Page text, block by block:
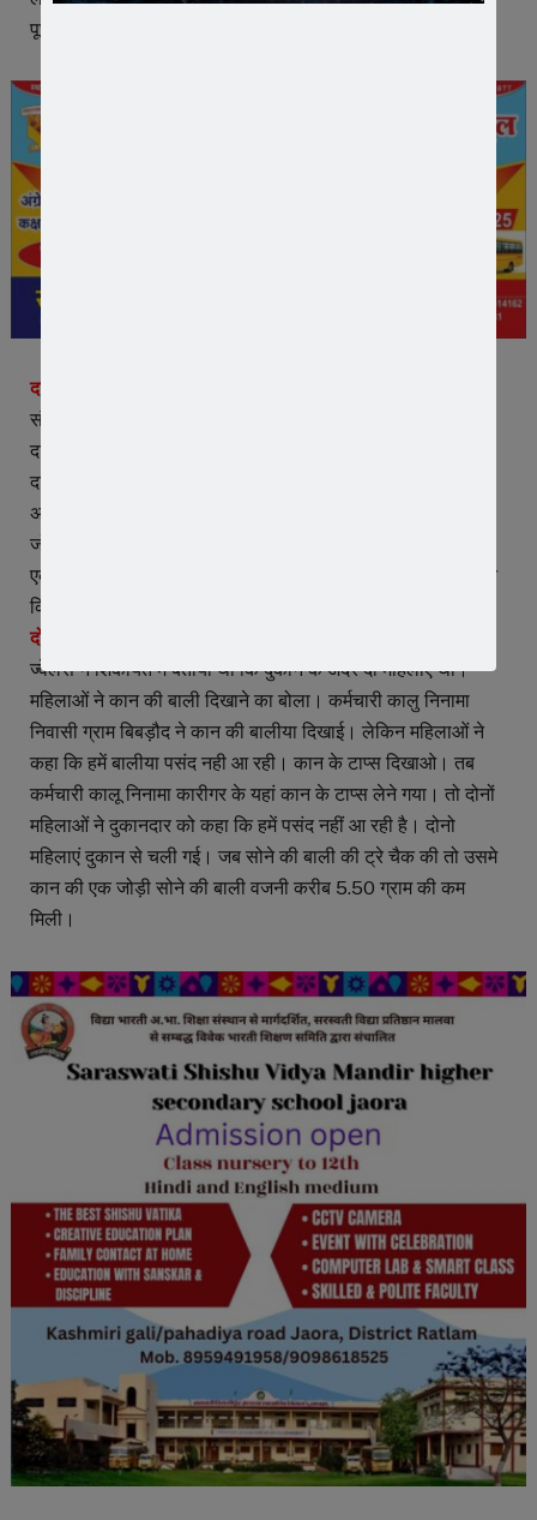
पूछताछ की।
दानपुर निवासी के रुप में हुई पहचान –
संदिग्ध की पहचान कांतिलाल पिता धीरजी मईडा निवासी भानपुर थाना
दानपुर जिला बांसवाड़ा (राजस्थान) के रूप में हुई। संदिग्ध के घर पर
दबिश दी। कांतिलाल से पूछताछ करने पर पत्नी कला के साथ मिलकर
अपराध करना स्वीकार किया। आरोपी के कब्जे से चोरी गई सोने की एक
जोडी कान की बाली किमत करीब 40 हजार रुपए व अपराध में शामिल
एक बाइक आरजे 03 एचएस 6046 को भी जप्त किया। जिसकी किमत
किमती 80 हजार रुपए है।
दो महिलाएं आई और बातों में उलझाया –
ज्वेलर्स ने शिकायत में बताया था कि दुकान के अंदर दो महिलाएं थी।
महिलाओं ने कान की बाली दिखाने का बोला। कर्मचारी कालु निनामा
निवासी ग्राम बिबड़ौद ने कान की बालीया दिखाई। लेकिन महिलाओं ने
कहा कि हमें बालीया पसंद नही आ रही। कान के टाप्स दिखाओ। तब
कर्मचारी कालू निनामा कारीगर के यहां कान के टाप्स लेने गया। तो दोनों
महिलाओं ने दुकानदार को कहा कि हमें पसंद नहीं आ रही है। दोनो
महिलाएं दुकान से चली गई। जब सोने की बाली की ट्रे चैक की तो उसमे
कान की एक जोड़ी सोने की बाली वजनी करीब 5.50 ग्राम की कम
मिली।